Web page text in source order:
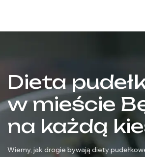
Dieta
w mieście
na każdą
Wiemy, jak drogie bywają diety